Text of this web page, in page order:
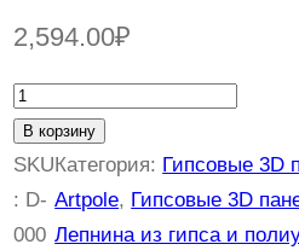
2,594.00₽
К
о
л
и
ч
В корзину
SKU
: D-
000
Категория: Гипсовые 3D
Artpole, Гипсовые 3D
Лепнина из гипса и